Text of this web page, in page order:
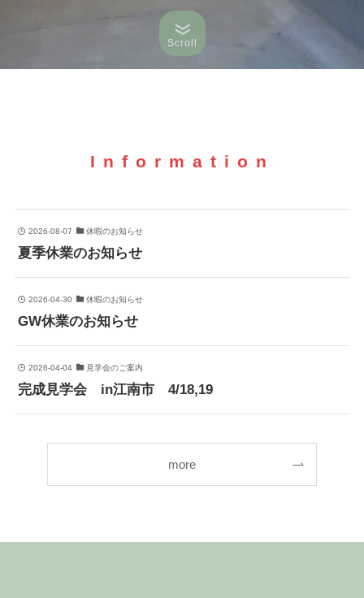
Scroll
Information
2026-08-07 休暇のお知らせ
夏季休業のお知らせ
2026-04-30 休暇のお知らせ
GW休業のお知らせ
2026-04-04 見学会のご案内
完成見学会 in江南市 4/18,19
more